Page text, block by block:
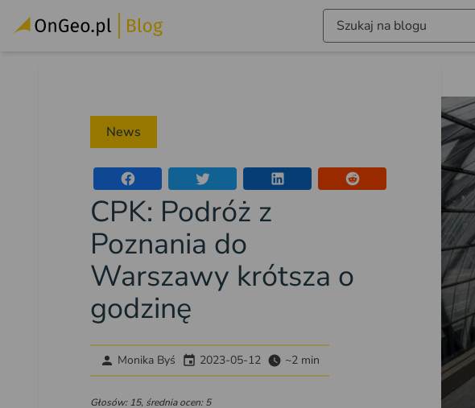
Szukaj na blogu
News
CPK: Podróż z
Poznania do
Warszawy krótsza o
godzinę
Monika Byś 2023-05-12 ~2 min
Głosów: 15, średnia ocen: 5